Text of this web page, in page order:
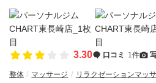
3.30 口コミ 1件
整体 マッサージ
リラクゼーションマッ